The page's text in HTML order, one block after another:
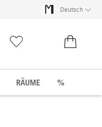
Deutsch
RÄUME %